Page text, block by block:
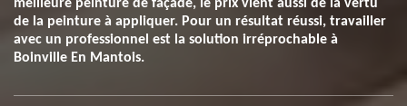
meilleure peinture de façade, le prix vient aussi de la vertu
de la peinture à appliquer. Pour un résultat réussi, travailler
avec un professionnel est la solution irréprochable à
Boinville En Mantois.